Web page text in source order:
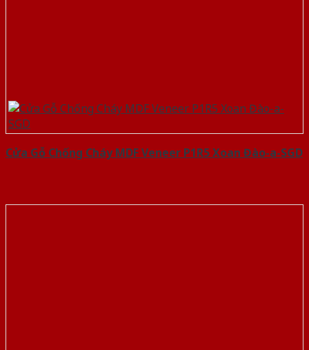
Cửa Gỗ Chống Cháy MDF Veneer P1R5 Xoan Đào-a-SGD